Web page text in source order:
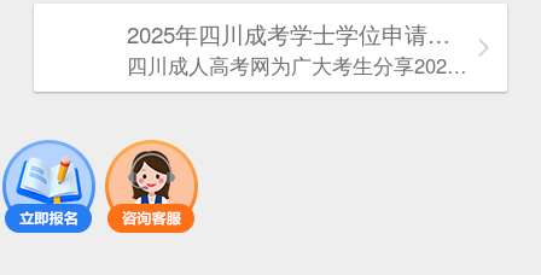
2025年‌‌‌‌四川成考学士学位申请条件
四川成人高考网​为广大考生分享2025年‌‌‌‌四川成考学士学位申请条件。为广大在职人员和社会人士提供学历提升的机会。更多四川成考考试信息，欢迎在线访问四川成人高考网。